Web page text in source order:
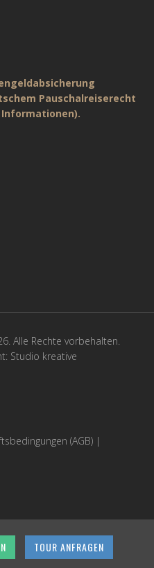
TOUR ANFRAGEN
Pauschalreiserecht
Alle Rechte vorbehalten.
Studio kreative
(AGB) |